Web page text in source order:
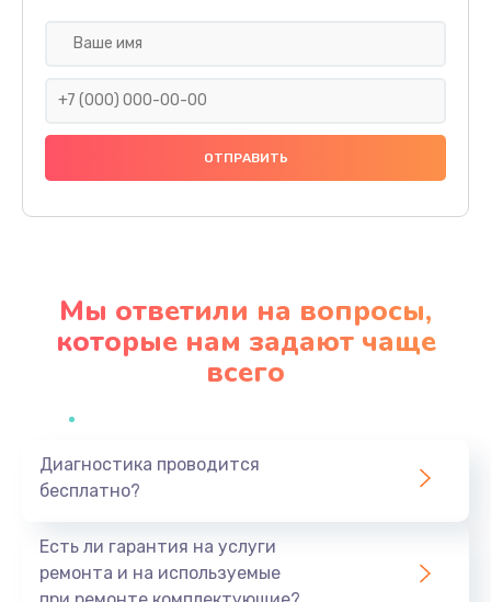
Замена праймера
1000 руб.
Заказать
Профилактическая чистка
Заказать
Мы ответили на вопросы,
которые нам задают чаще
всего
Диагностика проводится
бесплатно?
Есть ли гарантия на услуги
ремонта и на используемые